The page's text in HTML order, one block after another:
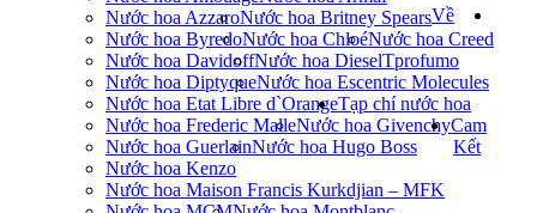
Nước hoa AzzaroNước hoa Britney Spears
Nước hoa ByredoNước hoa ChloéNước hoa Creed
Nước hoa DavidoffNước hoa Diesel
Nước hoa DiptyqueNước hoa Escentric Molecules
Nước hoa Etat Libre d`Orange
Nước hoa Frederic MalleNước hoa Givenchy
Nước hoa GuerlainNước hoa Hugo Boss
Nước hoa Kenzo
Nước hoa Maison Francis Kurkdjian – MFK
Về
Tprofumo
Tạp chí nước hoa
Cam
Kết